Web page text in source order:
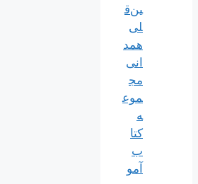
ین‌ق
لی
همد
انی
مج
موع
ه
کتا
ب
آمو